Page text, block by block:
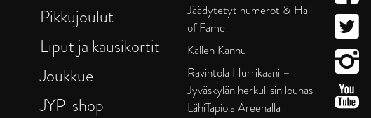
Pikkujoulut
Liput ja kausikortit
Joukkue
JYP-shop
Jäädytetyt numerot & Hall
of Fame
Kallen Kannu
Ravintola Hurrikaani –
Jyväskylän herkullisin lounas
LähiTapiola Areenalla